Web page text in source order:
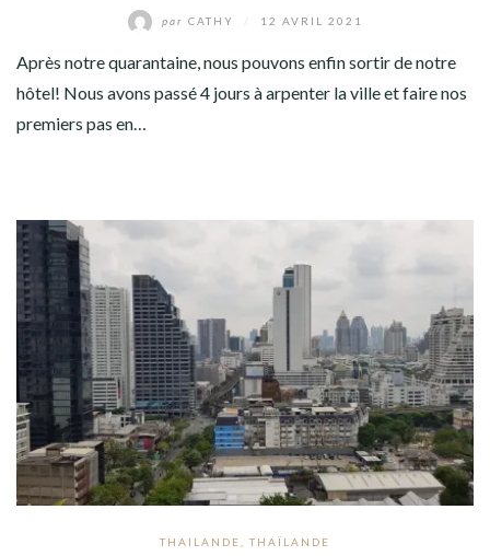
par CATHY 12 AVRIL 2021
Après notre quarantaine, nous pouvons enfin sortir de notre
hôtel! Nous avons passé 4 jours à arpenter la ville et faire nos
premiers pas en…
THAILANDE ,THAÏLANDE